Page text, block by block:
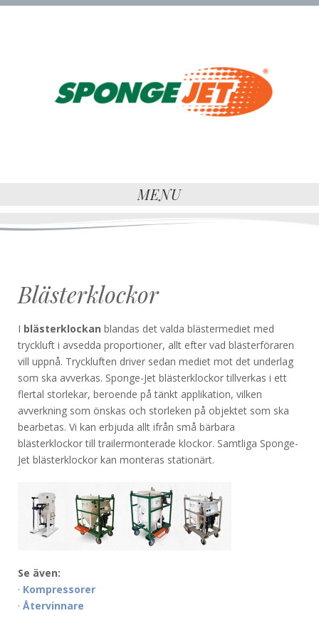
MENU
Blästerklockor
I blästerklockan blandas det valda blästermediet med
tryckluft i avsedda proportioner, allt efter vad blästerföraren
vill uppnå. Tryckluften driver sedan mediet mot det underlag
som ska avverkas. Sponge-Jet blästerklockor tillverkas i ett
flertal storlekar, beroende på tänkt applikation, vilken
avverkning som önskas och storleken på objektet som ska
bearbetas. Vi kan erbjuda allt ifrån små bärbara
blästerklockor till trailermonterade klockor. Samtliga Sponge-
Jet blästerklockor kan monteras stationärt.
Se även:
· Kompressorer
· Återvinnare